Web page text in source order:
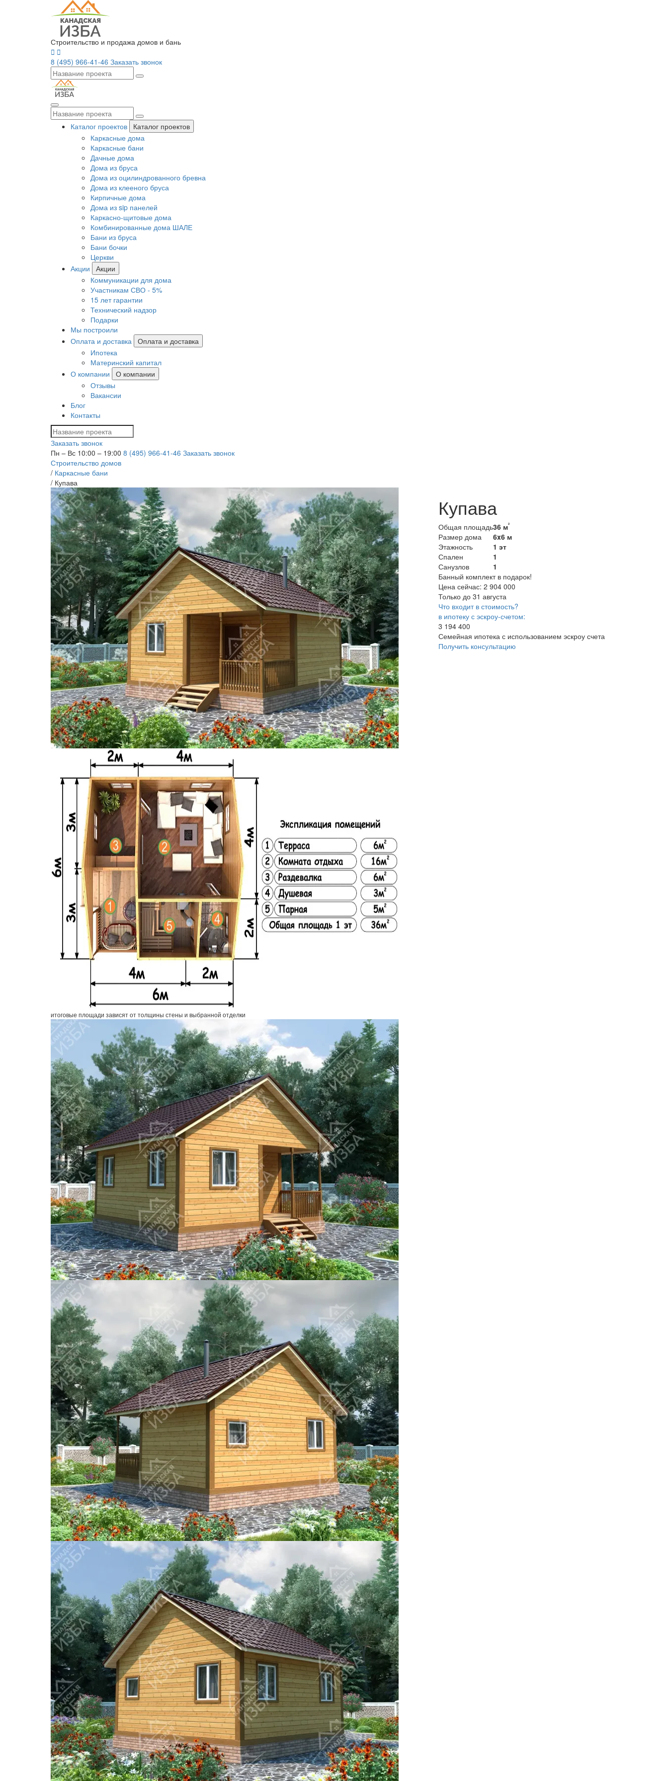
Строительство и продажа домов и бань
8 (495) 966-41-46 Заказать звонок
Каталог проектов
Каталог проектов
Каркасные дома
Каркасные бани
Дачные дома
Дома из бруса
Дома из оцилиндрованного бревна
Дома из клееного бруса
Кирпичные дома
Дома из sip панелей
Каркасно-щитовые дома
Комбинированные дома ШАЛЕ
Бани из бруса
Бани бочки
Церкви
Акции
Акции
Коммуникации для дома
Участникам СВО - 5%
15 лет гарантии
Технический надзор
Подарки
Мы построили
Оплата и доставка
Оплата и доставка
Ипотека
Материнский капитал
О компании
О компании
Отзывы
Вакансии
Блог
Контакты
Заказать звонок
Пн – Вс 10:00 – 19:00 8 (495) 966-41-46 Заказать звонок
Строительство домов
/ Каркасные бани
/ Купава
итоговые площади зависят от толщины стены и выбранной отделки
Купава
Общая площадь36 м²
Размер дома
6x6 м
Этажность
1 эт
Спален
1
Санузлов
1
Банный комплект в подарок!
Цена сейчас: 2 904 000
Только до 31 августа
Что входит в стоимость?
в ипотеку с эскроу-счетом:
3 194 400
Семейная ипотека с использованием эскроу счета
Получить консультацию